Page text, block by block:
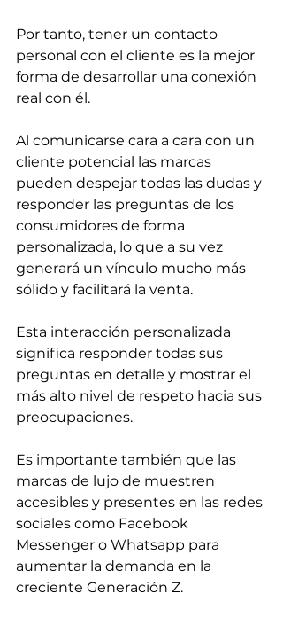
Por tanto, tener un contacto
personal con el cliente es la mejor
forma de desarrollar una conexión
real con él.
Al comunicarse cara a cara con un
cliente potencial las marcas
pueden despejar todas las dudas y
responder las preguntas de los
consumidores de forma
personalizada, lo que a su vez
generará un vínculo mucho más
sólido y facilitará la venta.
Esta interacción personalizada
significa responder todas sus
preguntas en detalle y mostrar el
más alto nivel de respeto hacia sus
preocupaciones.
Es importante también que las
marcas de lujo de muestren
accesibles y presentes en las redes
sociales como Facebook
Messenger o Whatsapp para
aumentar la demanda en la
creciente Generación Z.